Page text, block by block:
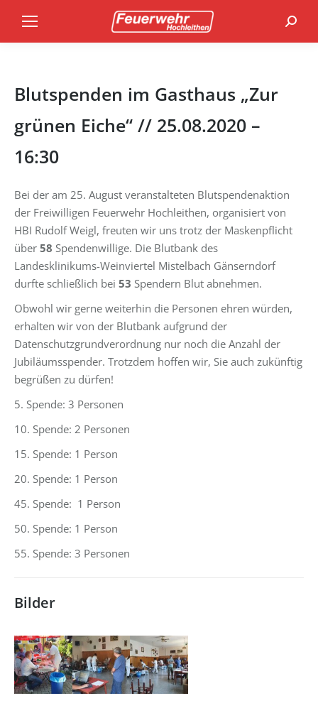
Blutspenden im Gasthaus „Zur
grünen Eiche“ // 25.08.2020 –
16:30
Bei der am 25. August veranstalteten Blutspendenaktion
der Freiwilligen Feuerwehr Hochleithen, organisiert von
HBI Rudolf Weigl, freuten wir uns trotz der Maskenpflicht
über 58 Spendenwillige. Die Blutbank des
Landesklinikums-Weinviertel Mistelbach Gänserndorf
durfte schließlich bei 53 Spendern Blut abnehmen.
Obwohl wir gerne weiterhin die Personen ehren würden,
erhalten wir von der Blutbank aufgrund der
Datenschutzgrundverordnung nur noch die Anzahl der
Jubiläumsspender. Trotzdem hoffen wir, Sie auch zukünftig
begrüßen zu dürfen!
5. Spende: 3 Personen
10. Spende: 2 Personen
15. Spende: 1 Person
20. Spende: 1 Person
45. Spende: 1 Person
50. Spende: 1 Person
55. Spende: 3 Personen
Bilder